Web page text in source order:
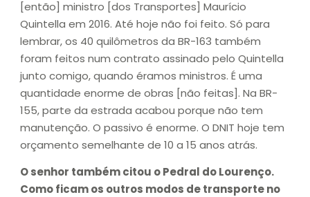
[então] ministro [dos Transportes] Maurício
Quintella em 2016. Até hoje não foi feito. Só para
lembrar, os 40 quilômetros da BR-163 também
foram feitos num contrato assinado pelo Quintella
junto comigo, quando éramos ministros. É uma
quantidade enorme de obras [não feitas]. Na BR-
155, parte da estrada acabou porque não tem
manutenção. O passivo é enorme. O DNIT hoje tem
orçamento semelhante de 10 a 15 anos atrás.
O senhor também citou o Pedral do Lourenço.
Como ficam os outros modos de transporte no